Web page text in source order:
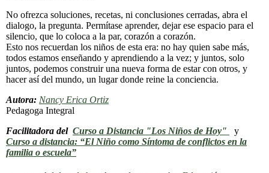
No ofrezca soluciones, recetas, ni conclusiones cerradas, abra el
dialogo, la pregunta. Permítase aprender, dejar ese espacio para el
silencio, que lo coloca a la par, corazón a corazón.
Esto nos recuerdan los niños de esta era: no hay quien sabe más,
todos estamos enseñando y aprendiendo a la vez; y juntos, solo
juntos, podemos construir una nueva forma de estar con otros, y
hacer así del mundo, un lugar donde reine la conciencia.
Autora: Nancy Erica Ortiz
Pedagoga Integral
Facilitadora del Curso a Distancia "Los Niños de Hoy"
y
Curso a distancia: “El Niño como Síntoma de conflictos en la
familia o escuela”